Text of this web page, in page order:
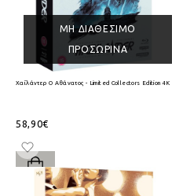
ΜΗ ΔΙΑΘΈΣΙΜΟ
ΠΡΟΣΩΡΙΝΆ
Χαϊλάντερ Ο Αθάνατος - Limited Collectors Edition
58,90€